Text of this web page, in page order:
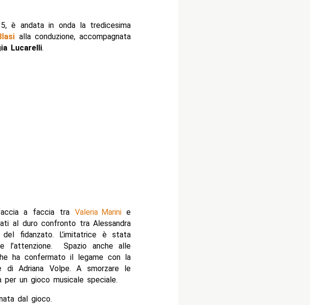
è andata in onda la tredicesima
alla conduzione, accompagnata
Lucarelli.
a faccia tra Valeria Marinie
al duro confronto tra Alessandra
del fidanzato. L’imitatrice è stata
Spazio anche alle
ha confermato il legame con la
di Adriana Volpe. A smorzare le
un gioco musicale speciale.
dal gioco.